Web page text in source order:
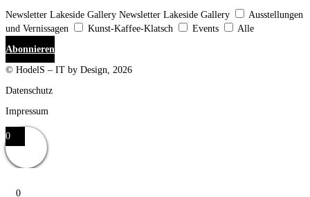
Newsletter Lakeside Gallery Newsletter Lakeside Gallery
Ausstellungen
und Vernissagen
Kunst-Kaffee-Klatsch Events
Alle
Abonnieren
© HodelS – IT by Design, 2026
Datenschutz
Impressum
0
0